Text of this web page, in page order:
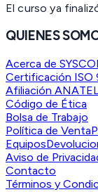
El curso ya
QUIENES
Acerca de
Certificación ISO
Afiliación
Código de Ética
Bolsa de Trabajo
Política de Venta
Equipos
Aviso de
Contacto
Términos y